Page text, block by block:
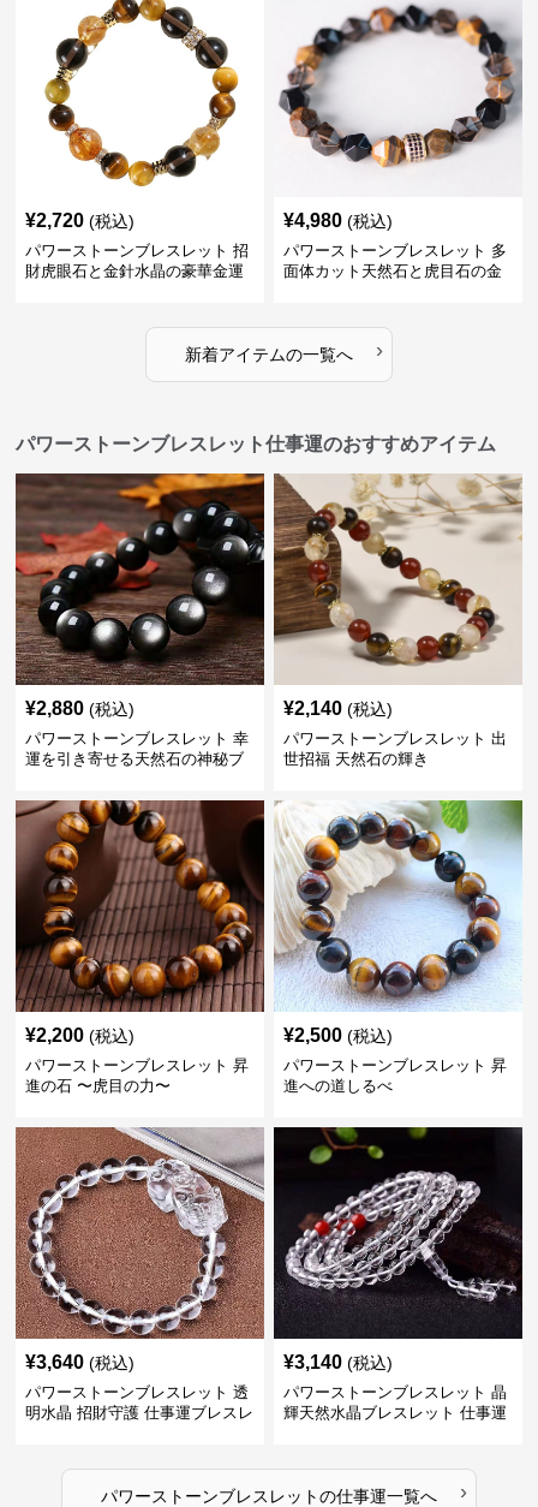
¥2,720 (税込)
パワーストーンブレスレット 招
財虎眼石と金針水晶の豪華金運
¥4,980 (税込)
パワーストーンブレスレット 多
面体カット天然石と虎目石の金
新着アイテムの一覧へ ›
パワーストーンブレスレット仕事運のおすすめアイテム
¥2,880 (税込)
パワーストーンブレスレット 幸
運を引き寄せる天然石の神秘ブ
¥2,140 (税込)
パワーストーンブレスレット 出
世招福 天然石の輝き
¥2,200 (税込)
パワーストーンブレスレット 昇
進の石 〜虎目の力〜
¥2,500 (税込)
パワーストーンブレスレット 昇
進への道しるべ
¥3,640 (税込)
パワーストーンブレスレット 透
明水晶 招財守護 仕事運ブレスレ
¥3,140 (税込)
パワーストーンブレスレット 晶
輝天然水晶ブレスレット 仕事運
パワーストーンブレスレットの仕事運一覧へ ›